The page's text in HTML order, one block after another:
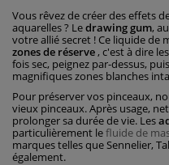
Vous rêvez de créer des effets
aquarelles ? Ledrawing gum,
votre allié secret ! Ce liquide de
zones de réserve, c'est à dire
fois sec, peignez par-dessus,
magnifiques zones blanches
Pour préserver vos pinceaux,
vieux pinceaux. Après usage,
prolonger sa durée de vie. Les
particulièrement lefluide de
marques telles que Sennelier,
également.